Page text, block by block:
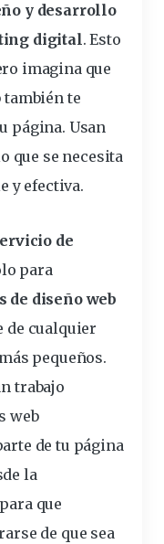
y desarrollo
digital. Esto
imagina que
también te
página. Usan
que se necesita
y efectiva.
de
para
de diseño web
de cualquier
pequeños.
trabajo
web
de tu página
la
para que
de que sea